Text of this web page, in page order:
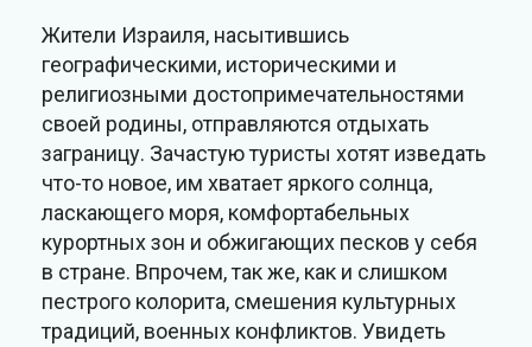
Жители Израиля, насытившись
географическими, историческими и
религиозными достопримечательностями
своей родины, отправляются отдыхать
заграницу. Зачастую туристы хотят изведать
что-то новое, им хватает яркого солнца,
ласкающего моря, комфортабельных
курортных зон и обжигающих песков у себя
в стране. Впрочем, так же, как и слишком
пестрого колорита, смешения культурных
традиций, военных конфликтов. Увидеть